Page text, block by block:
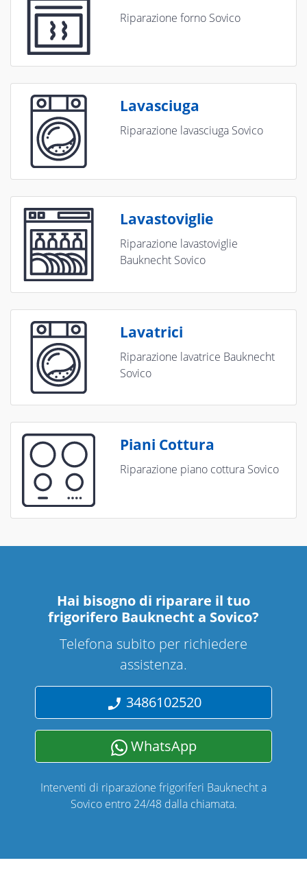
Riparazione forno Sovico
Lavasciuga
Riparazione lavasciuga Sovico
Lavastoviglie
Riparazione lavastoviglie
Bauknecht Sovico
Lavatrici
Riparazione lavatrice Bauknecht
Sovico
Piani Cottura
Riparazione piano cottura Sovico
Hai bisogno di riparare il tuo
frigorifero Bauknecht a Sovico?
Telefona subito per richiedere
assistenza.
3486102520
WhatsApp
Interventi di riparazione frigoriferi Bauknecht a
Sovico entro 24/48 dalla chiamata.